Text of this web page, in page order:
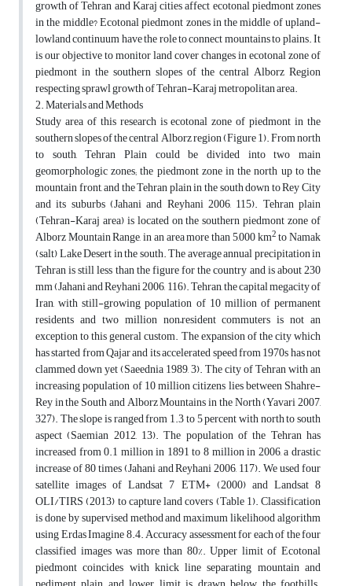
growth of Tehran and Karaj cities affect ecotonal piedmont zones
in the middle? Ecotonal piedmont zones in the middle of upland-
lowland continuum have the role to connect mountains to plains. It
is our objective to monitor land cover changes in ecotonal zone of
piedmont in the southern slopes of the central Alborz Region
respecting sprawl growth of Tehran-Karaj metropolitan area.
2. Materials and Methods
Study area of this research is ecotonal zone of piedmont in the
southern slopes of the central Alborz region (Figure 1). From north
to south, Tehran Plain could be divided into two main
geomorphologic zones; the piedmont zone in the north up to the
mountain front, and the Tehran plain in the south down to Rey City
and its suburbs (Jahani and Reyhani 2006, 115). Tehran plain
(Tehran-Karaj area) is located on the southern piedmont zone of
Alborz Mountain Range, in an area more than 5,000 km2to Namak
(salt) Lake Desert in the south. The average annual precipitation in
Tehran is still less than the figure for the country and is about 230
mm (Jahani and Reyhani 2006, 116). Tehran, the capital megacity of
Iran, with still-growing population of 10 million of permanent
residents and two million non–resident commuters is not an
exception to this general custom. The expansion of the city which
has started from Qajar and its accelerated speed from 1970s has not
clammed down yet (Saeednia 1989, 3). The city of Tehran with an
increasing population of 10 million citizens lies between Shahre-
Rey in the South and Alborz Mountains in the North (Yavari 2007,
327). The slope is ranged from 1.3 to 5 percent with north to south
aspect (Saemian 2012, 13). The population of the Tehran has
increased from 0.1 million in 1891 to 8 million in 2006, a drastic
increase of 80 times (Jahani and Reyhani 2006, 117). We used four
satellite images of Landsat 7 ETM+ (2000) and Landsat 8
OLI/TIRS (2013) to capture land covers (Table 1). Classification
is done by supervised method and maximum likelihood algorithm
using Erdas Imagine 8.4. Accuracy assessment for each of the four
classified images was more than 80%. Upper limit of Ecotonal
piedmont coincides with knick line separating mountain and